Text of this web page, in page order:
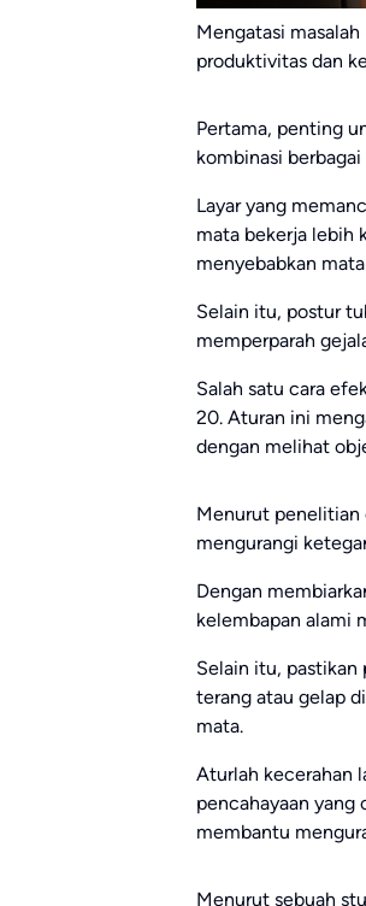
Mengatasi
produktivitas dan
Pertama, penting
kombinasi
Layar yang
mata bekerja lebih
menyebabkan
Selain itu, postur
memperparah
Salah satu cara
20. Aturan ini
dengan melihat
Menurut penelitian
mengurangi
Dengan
kelembapan alami
Selain itu, pastikan
terang atau gelap
mata.
Aturlah kecerahan
pencahayaan yang
membantu
Menurut sebuah